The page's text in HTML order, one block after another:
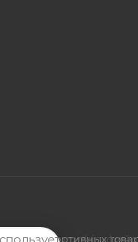
и спортивных